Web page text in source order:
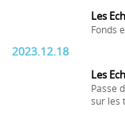
Les
Fonds
2023.12.18
Les
Passe
sur les